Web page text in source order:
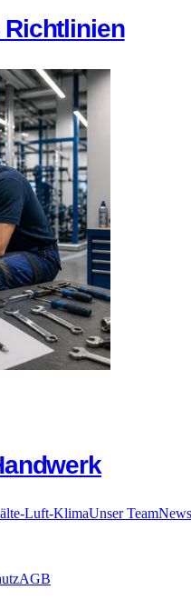
Richtlinien
Luft-KlimaUnser Team
AGB